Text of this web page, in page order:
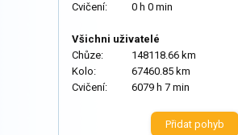
Cvičení:
0 h 0 min
Všichni uživatelé
Chůze:
148118.66 km
Kolo:
67460.85 km
Cvičení:
6079 h 7 min
Přidat pohyb